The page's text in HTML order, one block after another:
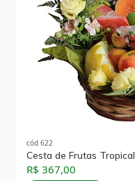
cód 622
Cesta de Frutas Tropical
R$ 367,00